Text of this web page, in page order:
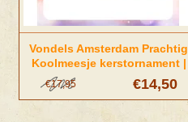
Vondels Amsterdam Prachtig
Koolmeesje kerstornament |
Vondels Amsterdam
€14,50
€17,95